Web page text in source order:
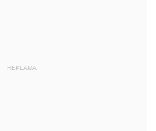
REKLAMA